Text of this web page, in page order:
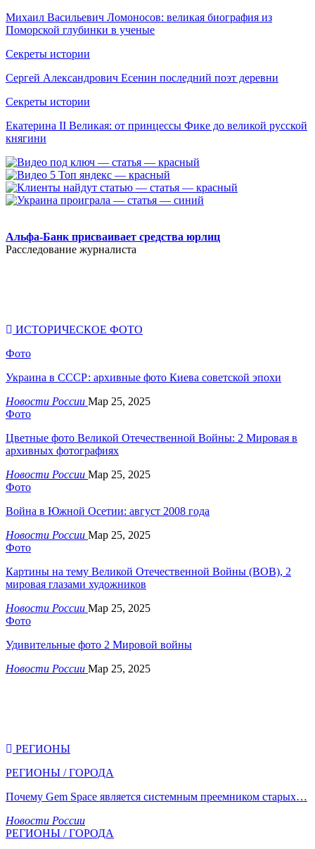
Михаил Васильевич Ломоносов: великая биография из
Поморской глубинки в ученые
Секреты истории
Сергей Александрович Есенин последний поэт деревни
Секреты истории
Екатерина II Великая: от принцессы Фике до великой русской
княгини
Альфа-Банк присваивает средства юрлиц
Расследование журналиста
ИСТОРИЧЕСКОЕ ФОТО
Фото
Украина в СССР: архивные фото Киева советской эпохи
Новости России Мар 25, 2025
Фото
Цветные фото Великой Отечественной Войны: 2 Мировая в
архивных фотографиях
Новости России Мар 25, 2025
Фото
Война в Южной Осетии: август 2008 года
Новости России Мар 25, 2025
Фото
Картины на тему Великой Отечественной Войны (ВОВ), 2
мировая глазами художников
Новости России Мар 25, 2025
Фото
Удивительные фото 2 Мировой войны
Новости России Мар 25, 2025
РЕГИОНЫ
РЕГИОНЫ / ГОРОДА
Почему Gem Space является системным преемником старых…
Новости России
РЕГИОНЫ / ГОРОДА